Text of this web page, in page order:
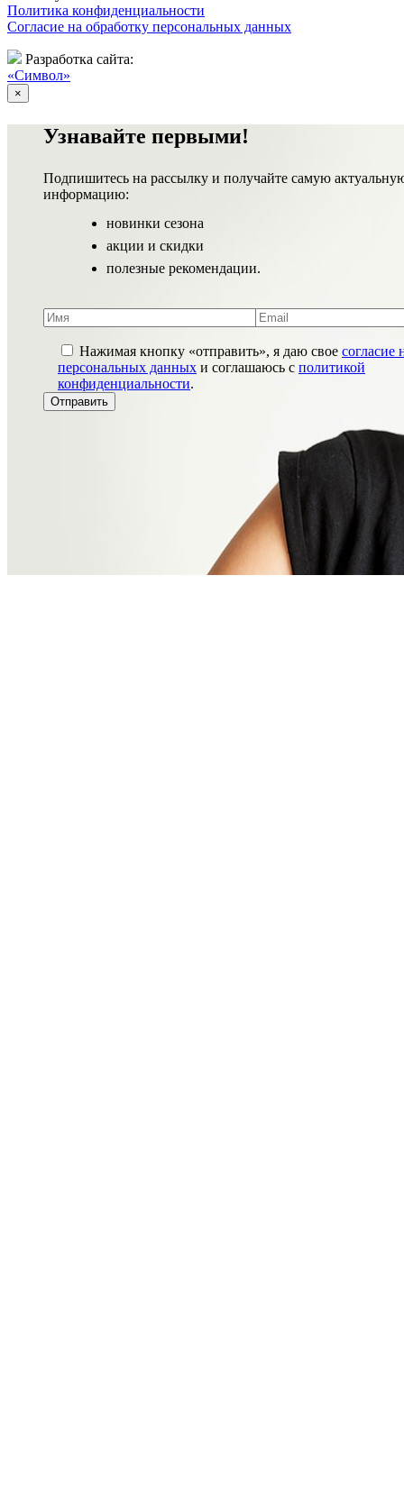
Политика конфиденциальности
Согласие на обработку персональных данных
Разработка сайта:
«Символ»
×
Узнавайте первыми!
Подпишитесь на рассылку и получайте самую
информацию:
новинки сезона
акции и скидки
полезные рекомендации.
Нажимая кнопку «отправить», я даю свое согласие
персональных данных и соглашаюсь с политикой
конфиденциальности.